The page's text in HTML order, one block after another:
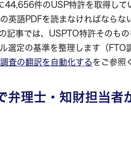
44,656件のUSP特許を取得して
英語PDFを読まなければならな
記事では、USPTO特許そのも
選定の基準を整理します（FTO
査の翻訳を自動化するをご参照
弁理士・知財担当者